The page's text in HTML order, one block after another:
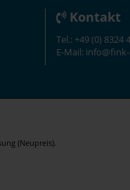
Kontakt
Tel.: +49 (0) 8324
E-Mail:
(Neupreis).